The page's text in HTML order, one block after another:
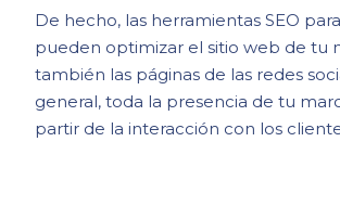
De hecho, las herramientas SEO
pueden optimizar el sitio web de tu
también las páginas de las redes
general, toda la presencia de tu
partir de la interacción con los